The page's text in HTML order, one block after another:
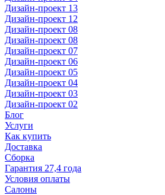
Дизайн-проект 13
Дизайн-проект 12
Дизайн-проект 08
Дизайн-проект 08
Дизайн-проект 07
Дизайн-проект 06
Дизайн-проект 05
Дизайн-проект 04
Дизайн-проект 03
Дизайн-проект 02
Блог
Услуги
Как купить
Доставка
Сборка
Гарантия 27,4 года
Условия оплаты
Салоны